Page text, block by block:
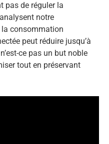
pas de réguler la
notre
consommation
peut réduire jusqu’à
ce pas un but noble
tout en préservant